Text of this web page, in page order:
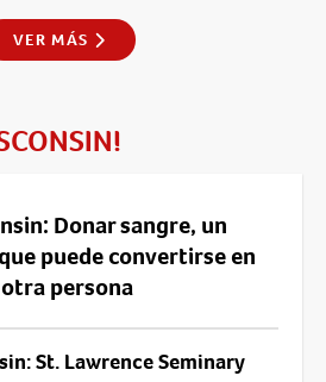
VER MÁS
Donar sangre, un
puede convertirse en
persona
St. Lawrence Seminary